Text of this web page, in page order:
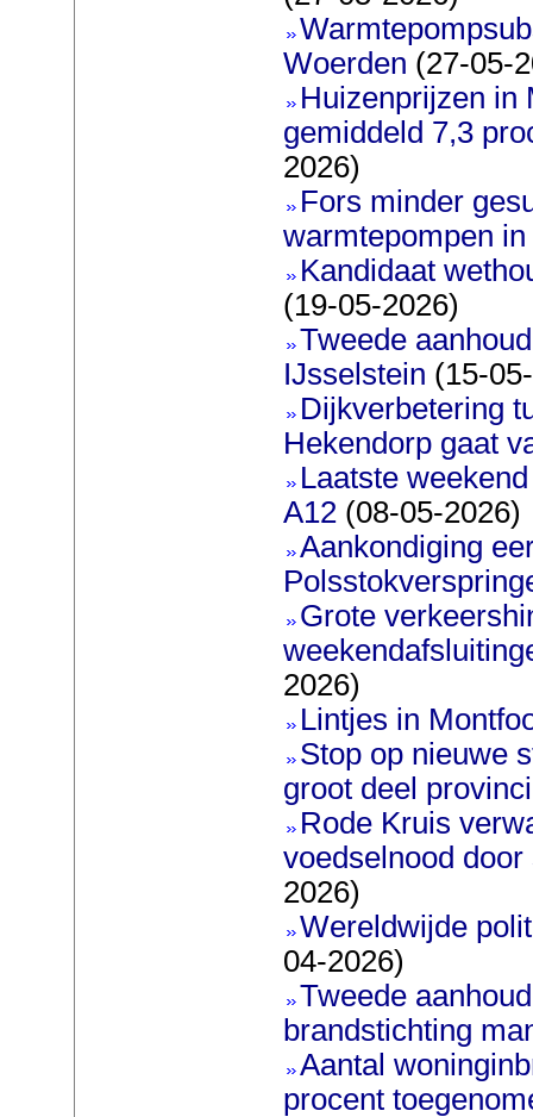
Woerden (27-05-
Huizenprijzen in
gemiddeld 7,3
2026)
Fors minder
warmtepompen
Kandidaat
(19-05-2026)
Tweede
IJsselstein (15-
Dijkverbetering
Hekendorp gaat
Laatste
A12 (08-05-2026)
Aankondiging
Grote
2026)
Lintjes in
Stop op nieuwe
groot deel
Rode Kruis
voedselnood
2026)
Wereldwijde
04-2026)
Tweede
brandstichting
Aantal
procent